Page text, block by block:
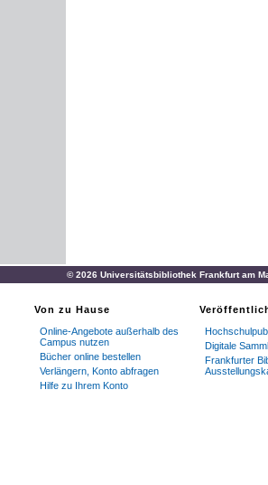
© 2026 Universitätsbibliothek Frankfurt am
Von zu Hause
Online-Angebote außerhalb des
Campus nutzen
Bücher online bestellen
Verlängern, Konto abfragen
Hilfe zu Ihrem Konto
Digitale
Frankfurter